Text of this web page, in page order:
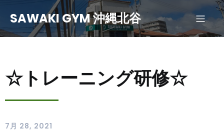
SAWAKI GYM 沖縄北谷
☆トレーニング研修☆
7月 28, 2021